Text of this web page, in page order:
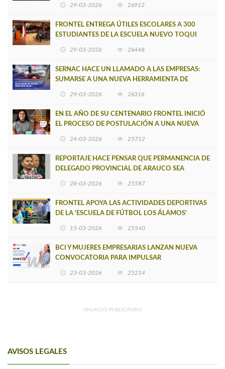
29-03-2026 26912
FRONTEL ENTREGA ÚTILES ESCOLARES A 300
ESTUDIANTES DE LA ESCUELA NUEVO TOQUI
29-03-2026 26448
SERNAC HACE UN LLAMADO A LAS EMPRESAS:
SUMARSE A UNA NUEVA HERRAMIENTA DE
29-03-2026 26316
EN EL AÑO DE SU CENTENARIO FRONTEL INICIÓ
EL PROCESO DE POSTULACIÓN A UNA NUEVA
24-03-2026 25712
REPORTAJE HACE PENSAR QUE PERMANENCIA DE
DELEGADO PROVINCIAL DE ARAUCO SEA
28-03-2026 25587
FRONTEL APOYA LAS ACTIVIDADES DEPORTIVAS
DE LA 'ESCUELA DE FÚTBOL LOS ÁLAMOS'
15-03-2026 25540
BCI Y MUJERES EMPRESARIAS LANZAN NUEVA
CONVOCATORIA PARA IMPULSAR
23-03-2026 25214
ANUNCIO PUBLICITARIO
AVISOS LEGALES